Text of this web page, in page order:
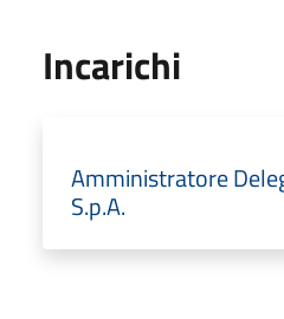
Incarichi
Amministratore
S.p.A.